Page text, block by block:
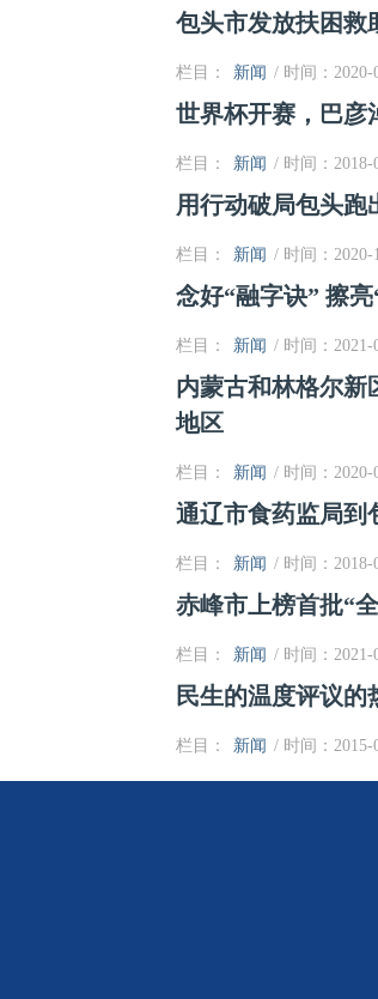
包头市发放扶困救
栏目： 新闻 / 时间：2020-
世界杯开赛，巴彦
栏目： 新闻 / 时间：2018-
用行动破局包头跑
栏目： 新闻 / 时间：2020-
念好“融字诀” 擦
栏目： 新闻 / 时间：2021-
内蒙古和林格尔新
地区
栏目： 新闻 / 时间：2020-
通辽市食药监局到
栏目： 新闻 / 时间：2018-
赤峰市上榜首批“
栏目： 新闻 / 时间：2021-
民生的温度评议
栏目： 新闻 / 时间：2015-